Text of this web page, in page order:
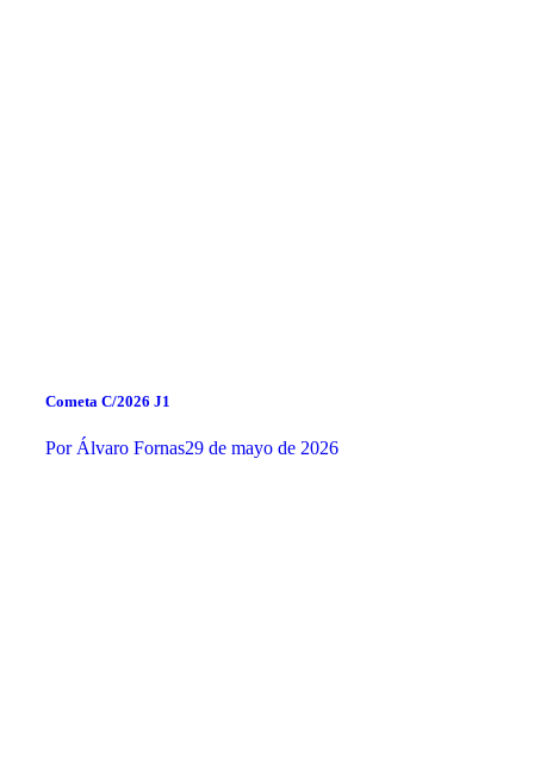
Cometa C/2026 J1
PorÁlvaro Fornas29 de mayo de 2026